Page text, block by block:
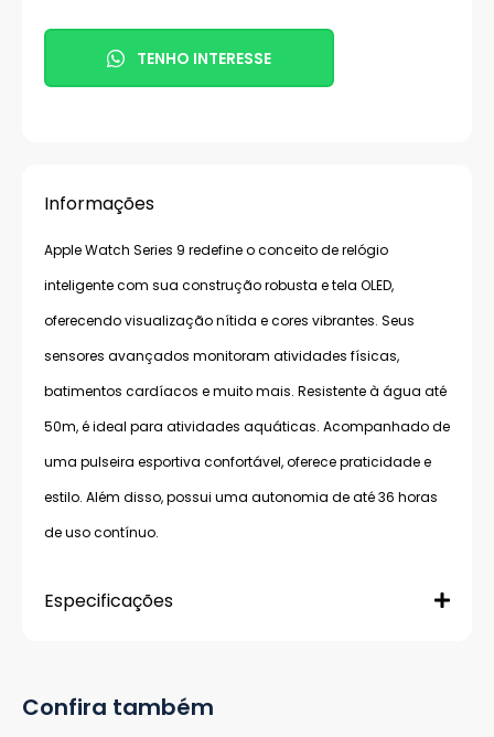
TENHO INTERESSE
Informações
Apple Watch Series 9 redefine o conceito de relógio
inteligente com sua construção robusta e tela OLED,
oferecendo visualização nítida e cores vibrantes. Seus
sensores avançados monitoram atividades físicas,
batimentos cardíacos e muito mais. Resistente à água até
50m, é ideal para atividades aquáticas. Acompanhado de
uma pulseira esportiva confortável, oferece praticidade e
estilo. Além disso, possui uma autonomia de até 36 horas
de uso contínuo.
Especificações
Confira também